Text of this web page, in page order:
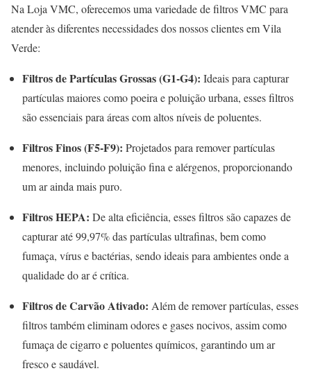
Na Loja VMC, oferecemos uma variedade de filtros VMC para
atender às diferentes necessidades dos nossos clientes em Vila
Verde:
Filtros de Partículas Grossas (G1-G4): Ideais para capturar
partículas maiores como poeira e poluição urbana, esses filtros
são essenciais para áreas com altos níveis de poluentes.
Filtros Finos (F5-F9): Projetados para remover partículas
menores, incluindo poluição fina e alérgenos, proporcionando
um ar ainda mais puro.
Filtros HEPA: De alta eficiência, esses filtros são capazes de
capturar até 99,97% das partículas ultrafinas, bem como
fumaça, vírus e bactérias, sendo ideais para ambientes onde a
qualidade do ar é crítica.
Filtros de Carvão Ativado: Além de remover partículas, esses
filtros também eliminam odores e gases nocivos, assim como
fumaça de cigarro e poluentes químicos, garantindo um ar
fresco e saudável.